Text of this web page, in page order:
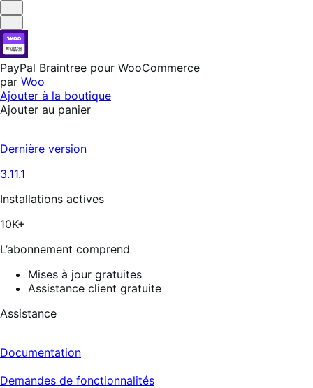
Utile
Pas
utile
PayPal Braintree pour WooCommerce
par Woo
Ajouter à la boutique
Ajouter au panier
Dernière version
3.11.1
Installations actives
10K+
L’abonnement comprend
Mises à jour gratuites
Assistance client gratuite
Assistance
Documentation
Demandes de fonctionnalités